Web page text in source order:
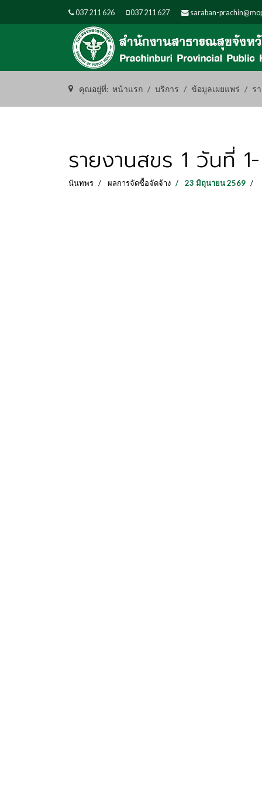
037 211 626 037 211 627 saraban-
คุณอยู่ที่: หน้าแรก บริการ ข้อมูลเผยแพร่ ร
รายงานสขร 1 วันที่
นันทพร ผลการจัดซื้อจัดจ้าง 23 มิถุนายน 2569